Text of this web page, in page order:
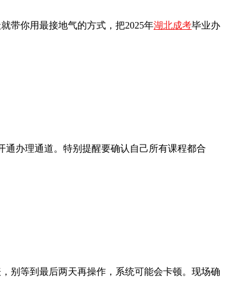
带你用最接地气的方式，把2025年湖北成考毕业办
办理通道。特别提醒要确认自己所有课程都合
别等到最后两天再操作，系统可能会卡顿。现场确